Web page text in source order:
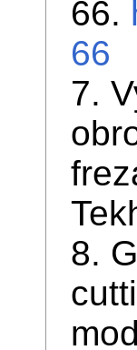
66.
66
7.
8.